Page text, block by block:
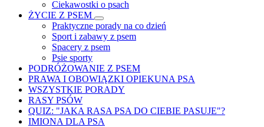
Ciekawostki o psach
ŻYCIE Z PSEM
Praktyczne porady na co dzień
Sport i zabawy z psem
Spacery z psem
Psie sporty
PODRÓŻOWANIE Z PSEM
PRAWA I OBOWIĄZKI OPIEKUNA PSA
WSZYSTKIE PORADY
RASY PSÓW
QUIZ: "JAKA RASA PSA DO CIEBIE PASUJE"?
IMIONA DLA PSA